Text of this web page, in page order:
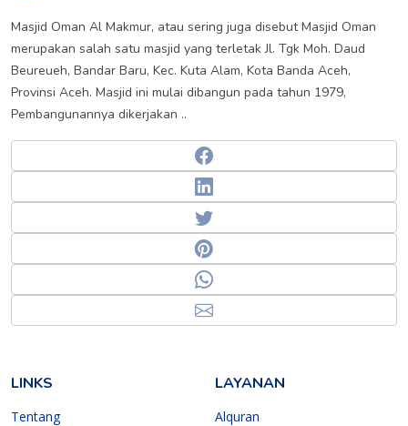
Masjid Oman Al Makmur, atau sering juga disebut Masjid Oman
merupakan salah satu masjid yang terletak Jl. Tgk Moh. Daud
Beureueh, Bandar Baru, Kec. Kuta Alam, Kota Banda Aceh,
Provinsi Aceh. Masjid ini mulai dibangun pada tahun 1979,
Pembangunannya dikerjakan ..
Facebook
Linkedin
Twitter
Pinterest
Whatsapp
Email
LINKS
Tentang
LAYANAN
Alquran